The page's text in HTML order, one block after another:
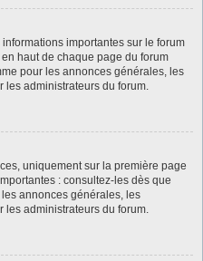
importantes sur le forum
haut de chaque page du forum
pour les annonces générales, les
les administrateurs du forum.
uniquement sur la première page
: consultez-les dès que
annonces générales, les
les administrateurs du forum.